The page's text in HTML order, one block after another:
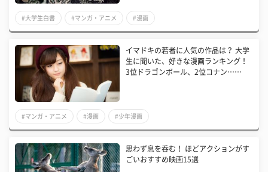
#大学生白書 #マンガ・アニメ #漫画
イマドキの若者に人気の作品は？ 大学
生に聞いた、好きな漫画ランキング！
3位ドラゴンボール、2位コナン……
#マンガ・アニメ #漫画 #少年漫画
思わず息を呑む！ ほどアクションがす
ごいおすすめ映画15選